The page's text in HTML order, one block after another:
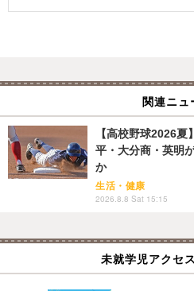
関連ニュ
【高校野球2026
平・大分商・英明
か
生活・健康
2026.8.8 Sat 15:15
未就学児アクセ